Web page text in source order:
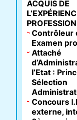
ACQUIS DE
Contrôleur
Examen
Attaché
l’Etat :
Sélection
Concours
externe,